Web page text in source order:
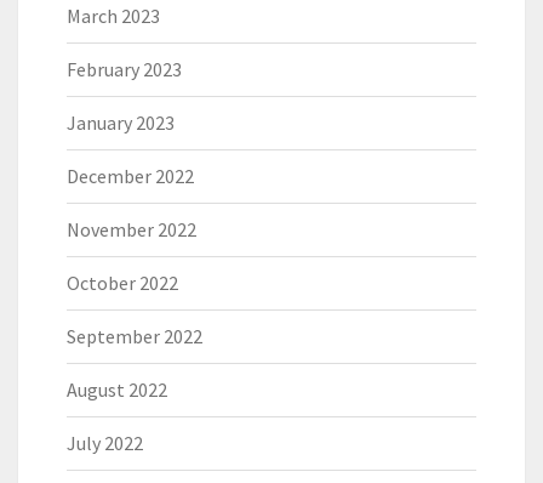
March 2023
February 2023
January 2023
December 2022
November 2022
October 2022
September 2022
August 2022
July 2022